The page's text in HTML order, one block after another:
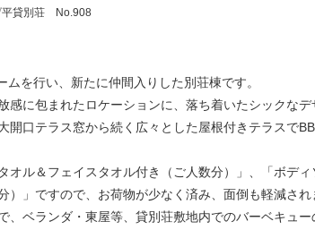
平貸別荘 No.908
を行い、新たに仲間入りした別荘棟です。
感に包まれたロケーションに、落ち着いたシックな
開口テラス窓から続く広々とした屋根付きテラスで
オル＆フェイスタオル付き（ご人数分）」、「ボデ
）」ですので、お荷物が少なく済み、面倒も軽減され
、ベランダ・東屋等、貸別荘敷地内でのバーベキュ